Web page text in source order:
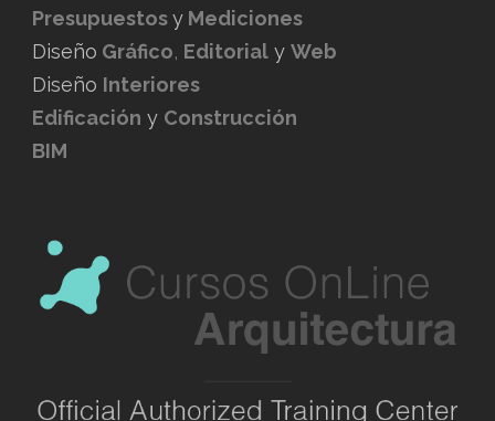
Presupuestosy Mediciones
Diseño Gráfico, Editorial y Web
Diseño Interiores
Edificación y Construcción
BIM